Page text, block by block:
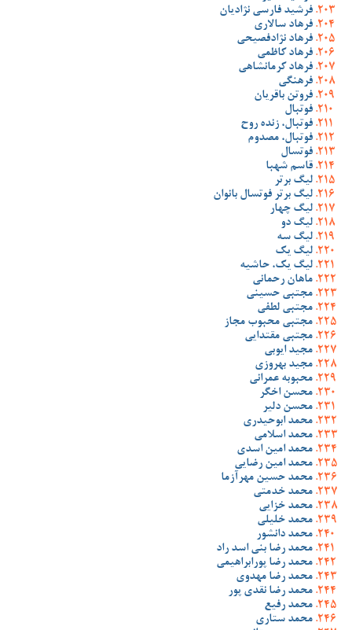
فرشید فارسی نژادیان
فرهاد سالاری
فرهاد نژادفصیحی
فرهاد کاظمی
فرهاد کرمانشاهی
فرهنگی
فروتن باقریان
فوتبال
فوتبال، زنده روح
فوتبال، مصدوم
فوتسال
قاسم شهبا
لیگ برتر
لیگ برتر فوتسال بانوان
لیگ چهار
لیگ دو
لیگ سه
لیگ یک
لیگ یک، حاشیه
ماهان رحمانی
مجتبی حسینی
مجتبی لطفی
مجتبی محبوب مجاز
مجتبی مقتدایی
مجید ایوبی
مجید بهروزی
محبوبه عمرانی
محسن اخگر
محسن دلیر
محمد ابوحیدری
محمد اسلامی
محمد امین اسدی
محمد امین رضایی
محمد حسین مهرآزما
محمد خدمتی
محمد خزایی
محمد خلیلی
محمد دانشور
محمد رضا بنی اسد راد
محمد رضا پورابراهیمی
محمد رضا مهدوی
محمد رضا نقدی پور
محمد رفیع
محمد ستاری